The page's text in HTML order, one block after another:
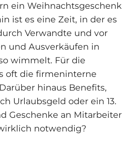
ein Weihnachtsgeschenk
ist es eine Zeit, in der es
Verwandte und vor
und Ausverkäufen in
wimmelt. Für die
oft die firmeninterne
hinaus Benefits,
Urlaubsgeld oder ein 13.
Geschenke an Mitarbeiter
notwendig?